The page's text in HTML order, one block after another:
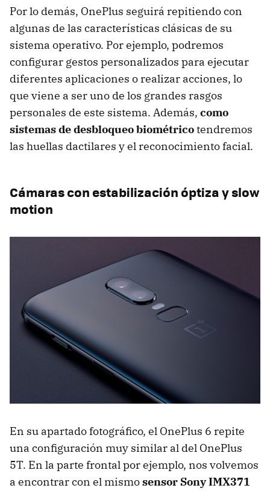
Por lo demás, OnePlus seguirá repitiendo con
algunas de las características clásicas de su
sistema operativo. Por ejemplo, podremos
configurar gestos personalizados para ejecutar
diferentes aplicaciones o realizar acciones, lo
que viene a ser uno de los grandes rasgos
personales de este sistema. Además, como
sistemas de desbloqueo biométricotendremos
las huellas dactilares y el reconocimiento facial.
Cámaras con estabilización óptiza y slow
motion
En su apartado fotográfico, el OnePlus 6 repite
una configuración muy similar al del OnePlus
5T. En la parte frontal por ejemplo, nos volvemos
a encontrar con el mismosensor Sony IMX371